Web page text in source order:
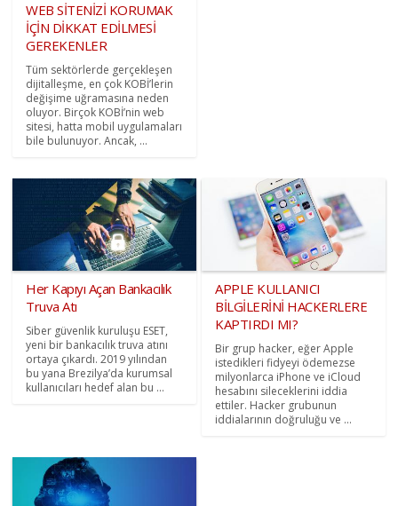
WEB SİTENİZİ KORUMAK
İÇİN DİKKAT EDİLMESİ
GEREKENLER
Tüm sektörlerde gerçekleşen
dijitalleşme, en çok KOBİ’lerin
değişime uğramasına neden
oluyor. Birçok KOBİ’nin web
sitesi, hatta mobil uygulamaları
bile bulunuyor. Ancak, ...
Her Kapıyı Açan Bankacılık
Truva Atı
Siber güvenlik kuruluşu ESET,
yeni bir bankacılık truva atını
ortaya çıkardı. 2019 yılından
bu yana Brezilya’da kurumsal
kullanıcıları hedef alan bu ...
APPLE KULLANICI
BİLGİLERİNİ HACKERLERE
KAPTIRDI MI?
Bir grup hacker, eğer Apple
istedikleri fidyeyi ödemezse
milyonlarca iPhone ve iCloud
hesabını sileceklerini iddia
ettiler. Hacker grubunun
iddialarının doğruluğu ve ...